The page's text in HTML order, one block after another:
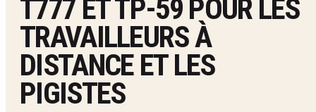
T777 ET TP-59 POUR LES
TRAVAILLEURS À
DISTANCE ET LES
PIGISTES